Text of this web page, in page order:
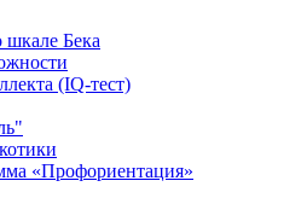
шкале Бека
(IQ-тест)
«Профориентация»